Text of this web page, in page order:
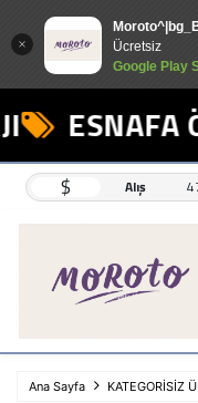
Ücretsiz
Google Play
ESNAFA
$ Alış
Ana Sayfa KATEGORİSİZ